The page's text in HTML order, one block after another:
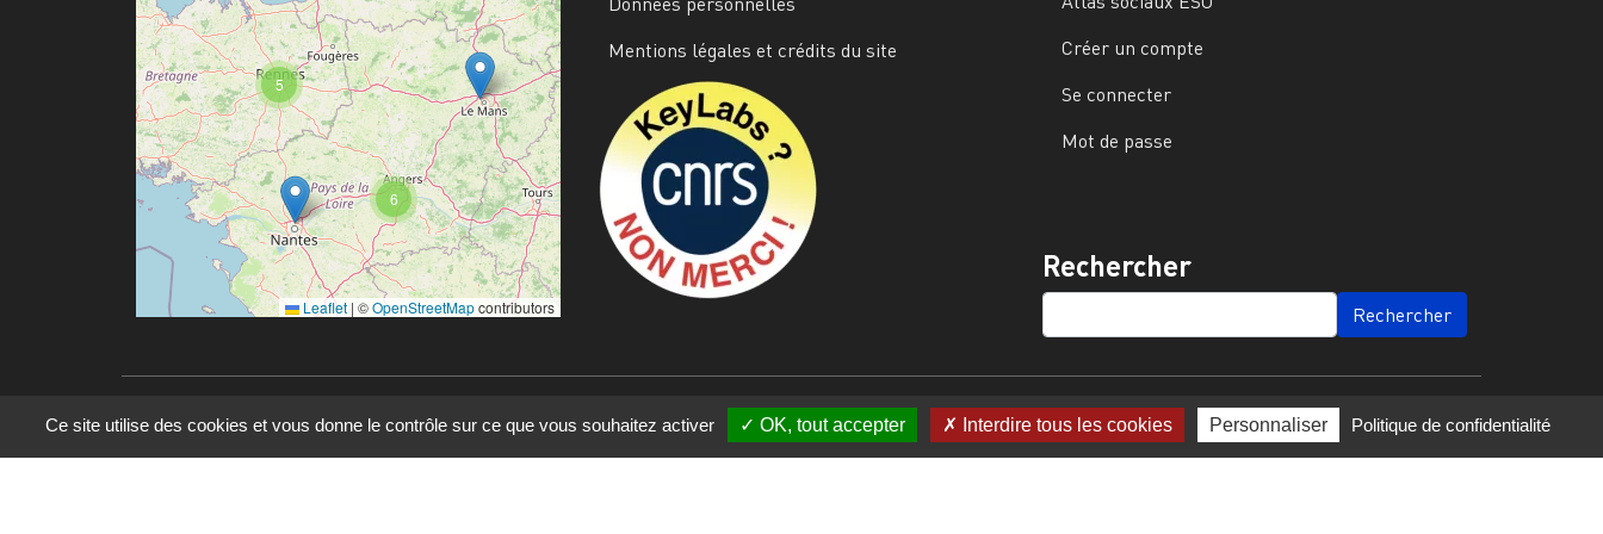
6
5
Leaflet | ©OpenStreetMapcontributors
Mentions légales et crédits du site
Créer un compte
Se connecter
Mot de passe
Rechercher
SEARCH
Ce site utilise des cookies et vous donne le contrôle sur ce que vous souhaitez activer OK, tout accepter Interdire tous les cookies Personnaliser Politique de confidentialité